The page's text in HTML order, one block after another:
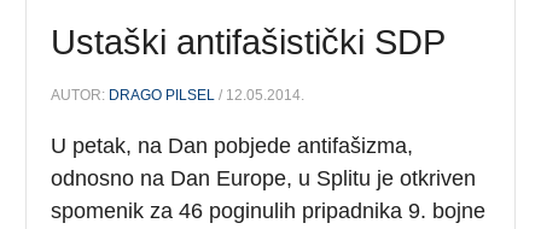
Ustaški antifašistički SDP
AUTOR: DRAGO PILSEL / 12.05.2014.
U petak, na Dan pobjede antifašizma,
odnosno na Dan Europe, u Splitu je otkriven
spomenik za 46 poginulih pripadnika 9. bojne